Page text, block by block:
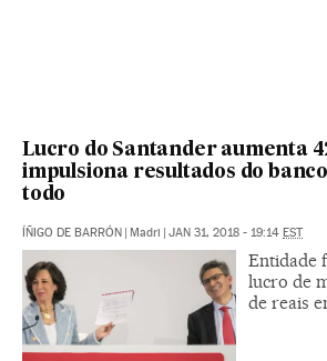
Lucro do Santander aumenta
impulsiona resultados do
todo
ÍÑIGO DE BARRÓN | Madri | JAN 31, 2018 - 19:14 EST
Entidade
lucro de
de reais